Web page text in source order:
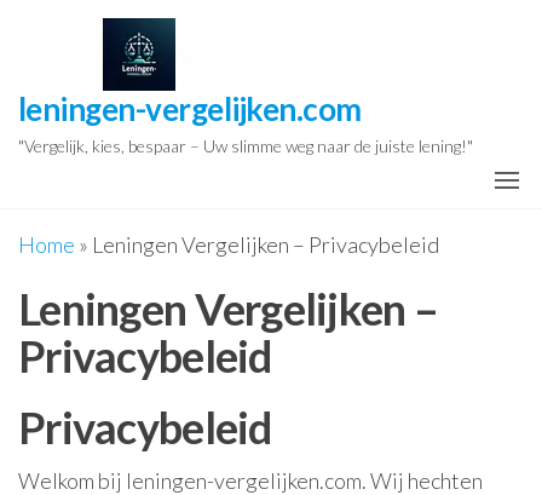
inhoud
leningen-vergelijken.com
"Vergelijk, kies, bespaar – Uw slimme weg naar de juiste lening!"
Home » Leningen Vergelijken – Privacybeleid
Leningen Vergelijken –
Privacybeleid
Privacybeleid
Welkom bij leningen-vergelijken.com. Wij hechten